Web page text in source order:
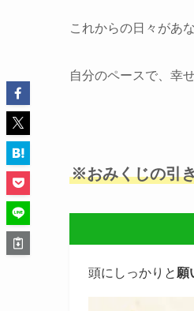
これからの日々があ
自分のペースで、幸
※おみくじの引
頭にしっかりと 願